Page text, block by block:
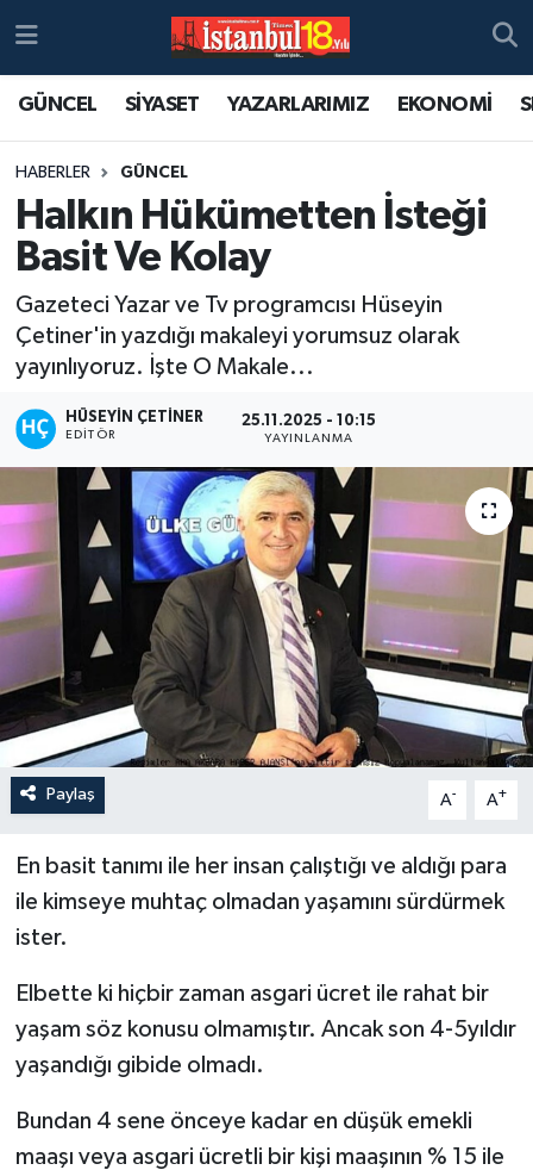
GÜNCEL SİYASET YAZARLARIMIZ EKONOMİ
HABERLER GÜNCEL
Halkın Hükümetten İsteği
Basit Ve Kolay
Gazeteci Yazar ve Tv programcısı Hüseyin
Çetiner'in yazdığı makaleyi yorumsuz olarak
yayınlıyoruz. İşte O Makale...
HÜSEYIN ÇETINER
EDITÖR
25.11.2025 - 10:15
YAYINLANMA
Paylaş A- A+
En basit tanımı ile her insan çalıştığı ve aldığı para
ile kimseye muhtaç olmadan yaşamını sürdürmek
ister.
Elbette ki hiçbir zaman asgari ücret ile rahat bir
yaşam söz konusu olmamıştır. Ancak son 4-5yıldır
yaşandığı gibide olmadı.
Bundan 4 sene önceye kadar en düşük emekli
maaşı veya asgari ücretli bir kişi maaşının % 15 ile